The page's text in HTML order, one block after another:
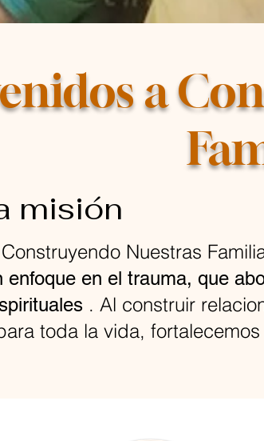
a
misión
Nuestras
enfoque en el trauma, que
. Al construir
toda la vida,